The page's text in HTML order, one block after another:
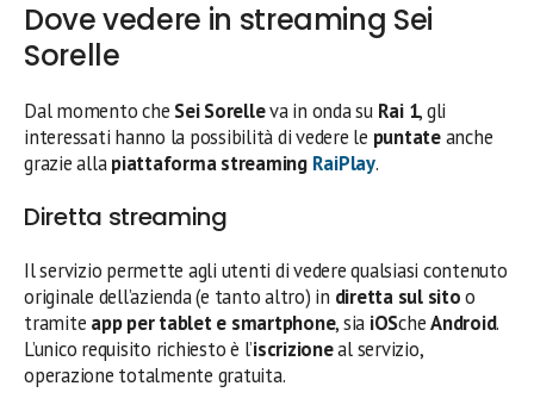
Dove vedere in streaming Sei
Sorelle
Dal momento che Sei Sorelleva in onda su Rai 1, gli
interessati hanno la possibilità di vedere le puntateanche
grazie allapiattaforma streaming RaiPlay.
Diretta streaming
Il servizio permette agli utenti di vedere qualsiasi contenuto
originale dell’azienda (e tanto altro) in diretta sul sitoo
tramite app per tablet e smartphone, sia iOScheAndroid.
L’unico requisito richiesto è l’iscrizioneal servizio,
operazione totalmente gratuita.